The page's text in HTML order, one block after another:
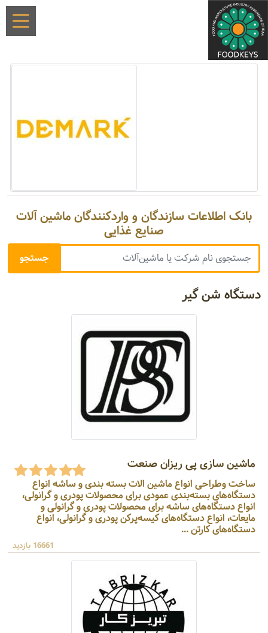
بانک اطلاعات سازندگان و واردکنندگان ماشین آلات
صنایع غذایی
دستگاه شن گیر
ماشین سازی پی ریزان صنعت
ساخت وطراحی انواع ماشین الات بسته بندی و ساشه انواع
دستگاه‌های بسته‌بندی عمودی برای محصولات پودری و گرانولی،
انواع دستگاه‌های ساشه برای محصولات پودری و گرانولی و
مایعات، انواع دستگاه‌های کیسه‌پرکن پودری و گرانولی، انواع
دستگاه‌های کارتن ...
16661 بازدید